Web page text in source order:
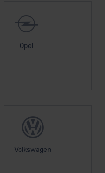
Opel
Volkswagen